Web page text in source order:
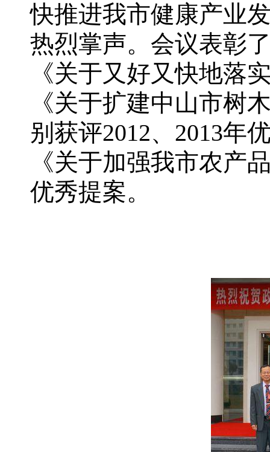
快推进我市健康产业
热烈掌声。会议表彰
《关于又好又快地落
《关于扩建中山市树
别获评2012、2013年
《关于加强我市农产
优秀提案。